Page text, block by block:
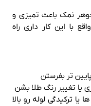
نمک باعث تمیزی و
با این کار داری راه
تر بفرستن
یا تغییر رنگ طلا بشن
یا ترکیدگی لوله رو بالا